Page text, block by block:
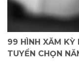
99 HÌNH XĂM KỲ
TUYỂN CHỌN